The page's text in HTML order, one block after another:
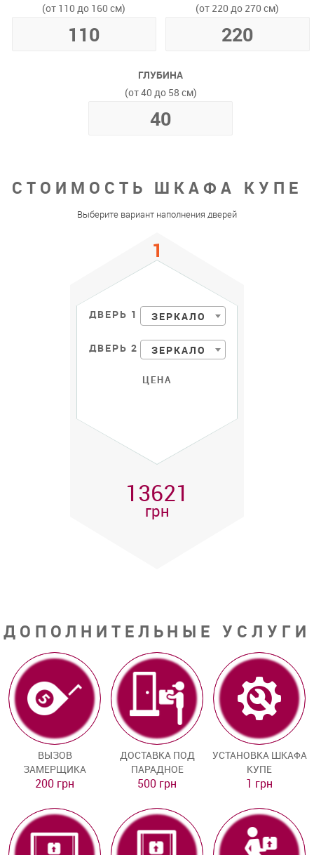
(от 110 до 160 см)
(от 220 до 270 см)
ГЛУБИНА
(от 40 до 58 см)
СТОИМОСТЬ ШКАФА КУПЕ
Выберите вариант наполнения дверей
ДВЕРЬ 1 ЗЕРКАЛО
ДВЕРЬ 2 ЗЕРКАЛО
ЦЕНА
13621
грн
ДОПОЛНИТЕЛЬНЫЕ УСЛУГИ
ВЫЗОВ
ЗАМЕРЩИКА
200 грн
ДОСТАВКА ПОД
ПАРАДНОЕ
500 грн
УСТАНОВКА ШКАФА
КУПЕ
1 грн